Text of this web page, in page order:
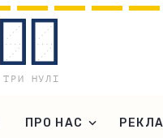
ПРО НАС